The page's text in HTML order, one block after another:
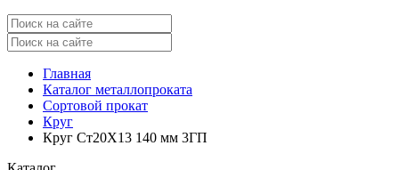
Главная
Каталог металлопроката
Сортовой прокат
Круг
Круг Ст20Х13 140 мм 3ГП